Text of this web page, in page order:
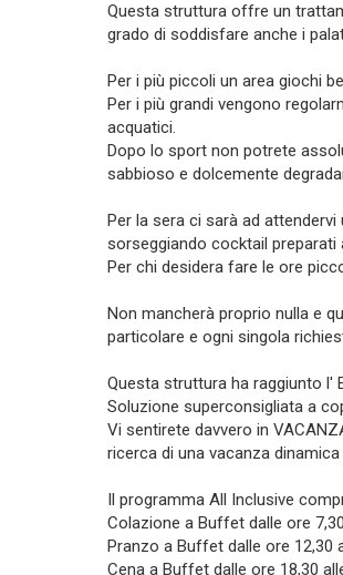
Questa struttura offre un
grado di soddisfare anche i
Per i più piccoli un area giochi
Per i più grandi vengono
acquatici.
Dopo lo sport non potrete
sabbioso e dolcemente
Per la sera ci sarà ad
sorseggiando cocktail preparati
Per chi desidera fare le ore
Non mancherà proprio nulla e
particolare e ogni singola
Questa struttura ha raggiunto l'
Soluzione superconsigliata a
Vi sentirete davvero in
ricerca di una vacanza
Il programma All Inclusive
Colazione a Buffet dalle ore
Pranzo a Buffet dalle ore 12,30
Cena a Buffet dalle ore 18,30